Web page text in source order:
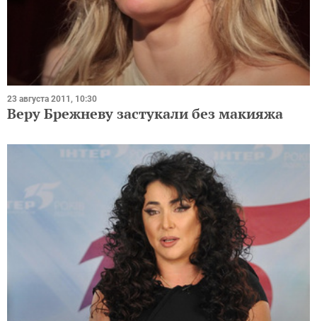
23 августа 2011, 10:30
Веру Брежневу застукали без макияжа